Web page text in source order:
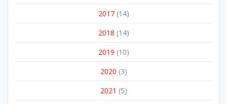
2017(14)
2018 (14)
2019 (10)
2020 (3)
2021 (5)